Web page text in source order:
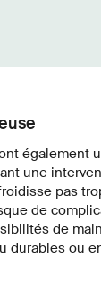
également
une
pas
de
de
durables ou